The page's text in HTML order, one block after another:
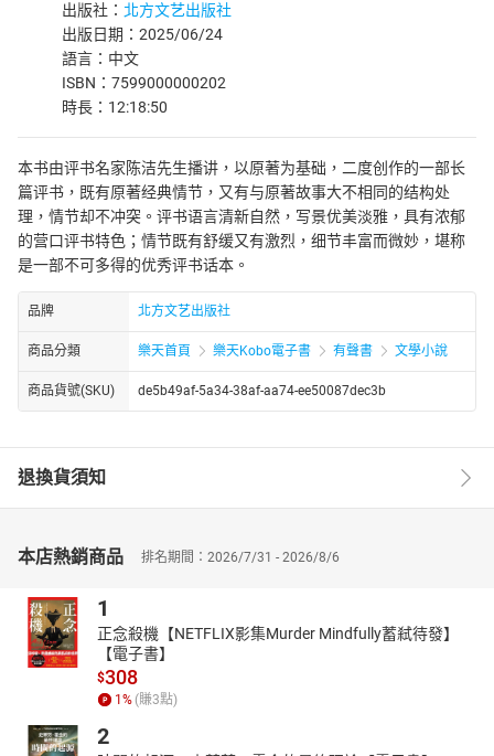
出版社： 北方文艺出版社
出版日期：2025/06/24
語言：中文
ISBN：7599000000202
時長：12:18:50
本书由评书名家陈洁先生播讲，以原著为基础，二度创作的一部长
篇评书，既有原著经典情节，又有与原著故事大不相同的结构处
理，情节却不冲突。评书语言清新自然，写景优美淡雅，具有浓郁
的营口评书特色；情节既有舒缓又有激烈，细节丰富而微妙，堪称
是一部不可多得的优秀评书话本。
品牌 北方文艺出版社
商品分類 樂天首頁 樂天Kobo電子書 有聲書 文學小說
商品貨號(SKU) de5b49af-5a34-38af-aa74-ee50087dec3b
退換貨須知
本店熱銷商品 排名期間：2026/7/31 - 2026/8/6
1
正念殺機【NETFLIX影集Murder Mindfully蓄弒待發】
【電子書】
$308
1% (賺3點)
2